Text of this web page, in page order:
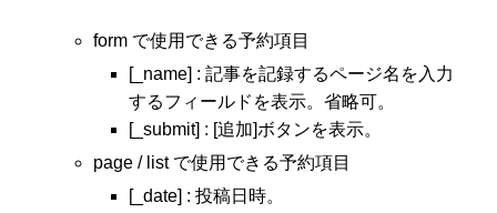
form で使用できる予約項目
[_name] : 記事を記録するページ名を入力
するフィールドを表示。省略可。
[_submit] : [追加]ボタンを表示。
page / list で使用できる予約項目
[_date] : 投稿日時。